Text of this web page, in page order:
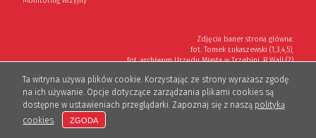
Zdjęcia baner strona główna:
fot. Tomek Łukaszewski (1,3,4,5),
fot. archiwum Urzędu Miasta w Trzebini, R.Wall (2)
Wykonanie: Lioosys
Ta witryna używa plików cookie. Korzystając ze strony wyrażasz zgodę
na ich używanie. Opcje dotyczące zarządzania plikami cookies są
dostępne w ustawieniach przeglądarki. Zapoznaj się z naszą polityką
cookies. ZGODA